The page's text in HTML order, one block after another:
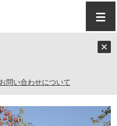
問い合わせについて